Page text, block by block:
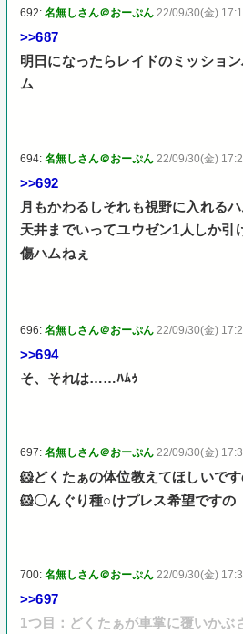
692:名無しさん＠おーぷん 22/09/30(金)
>>687
明日になったらレイドのミッショ
ム
694:名無しさん＠おーぷん 22/09/30(金)
>>692
月もかわるしそれも視野に入れる
天井までいってユウゼン1人しか引
傷ハムねぇ
696:名無しさん＠おーぷん 22/09/30(金)
>>694
そ、それは……ﾊﾑｩ
697:名無しさん＠おーぷん 22/09/30(金)
🐹どくたぁの体位教えてほしいで
🐹〇んぐり種○けプレス希望ですの
700:名無しさん＠おーぷん 22/09/30(金)
>>697
1つ目：どくたぁが車掌に覆いかぶ